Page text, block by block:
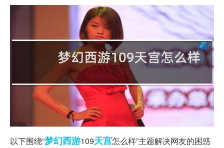
以下围绕“梦幻西游109天宫怎么样”主题解决网友的困惑